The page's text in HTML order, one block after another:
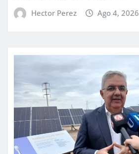
Hector Perez Ago 4, 2026